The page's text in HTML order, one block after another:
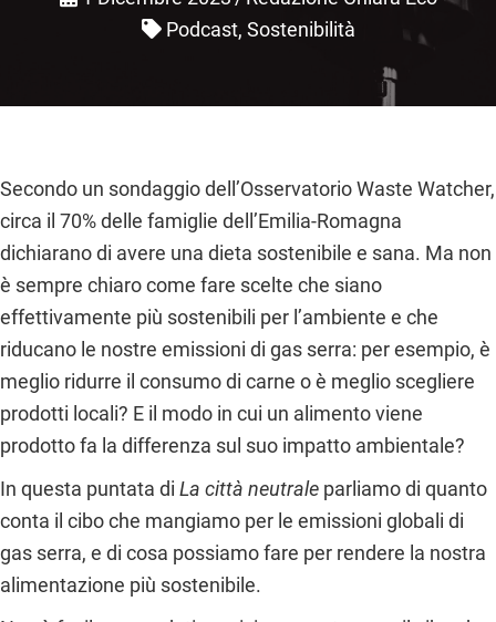
Podcast, Sostenibilità
Secondo un sondaggio dell’Osservatorio Waste Watcher,
circa il 70% delle famiglie dell’Emilia-Romagna
dichiarano di avere una dieta sostenibile e sana. Ma non
è sempre chiaro come fare scelte che siano
effettivamente più sostenibili per l’ambiente e che
riducano le nostre emissioni di gas serra: per esempio, è
meglio ridurre il consumo di carne o è meglio scegliere
prodotti locali? E il modo in cui un alimento viene
prodotto fa la differenza sul suo impatto ambientale?
In questa puntata di La città neutrale parliamo di quanto
conta il cibo che mangiamo per le emissioni globali di
gas serra, e di cosa possiamo fare per rendere la nostra
alimentazione più sostenibile.